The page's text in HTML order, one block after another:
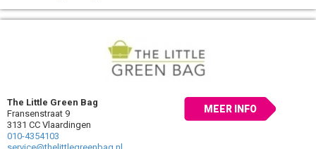
The Little Green Bag
Fransenstraat 9
3131 CC Vlaardingen
010-4354103
MEER INFO